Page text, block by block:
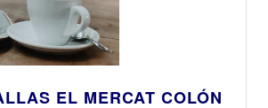
EL MERCAT COLÓN